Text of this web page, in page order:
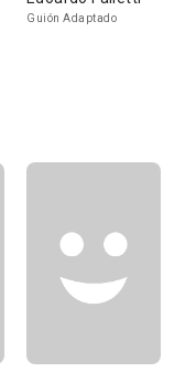
Guión Adaptado